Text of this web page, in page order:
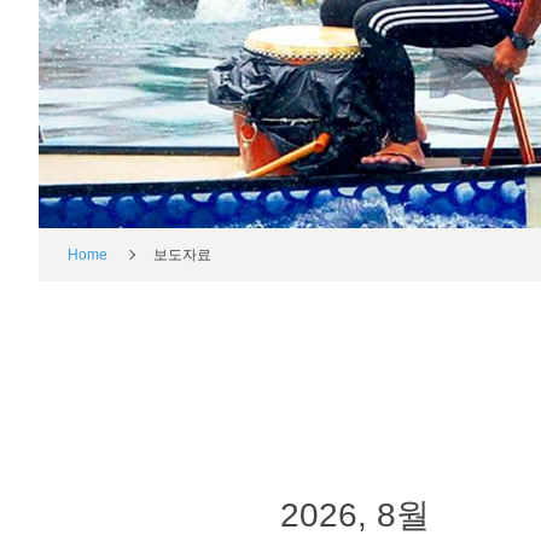
Home 보도자료
2026, 8월